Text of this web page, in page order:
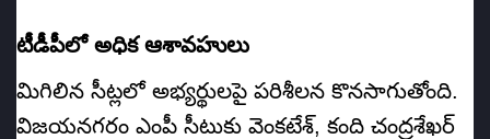
టీడీపీలో అధిక ఆశావహులు
మిగిలిన సీట్లలో అభ్యర్థులపై పరిశీలన కొనసాగుతోంది.
విజయనగరం ఎంపీ సీటుకు వెంకటేశ్‌, కంది చంద్రశేఖర్‌